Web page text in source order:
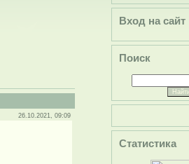
26.10.2021, 09:09
Вход на сайт
Поиск
Статистика